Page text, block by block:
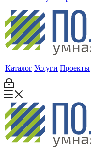
Каталог Услуги Проекты